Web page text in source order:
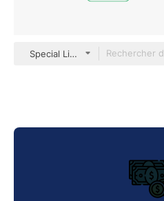
Special Lineal color